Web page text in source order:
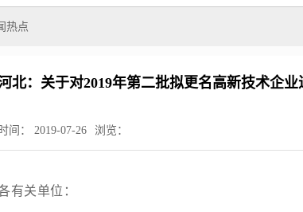
热点
北：关于对2019年第二批拟更名高新技术企业
时间： 2019-07-26 浏览：
有关单位：